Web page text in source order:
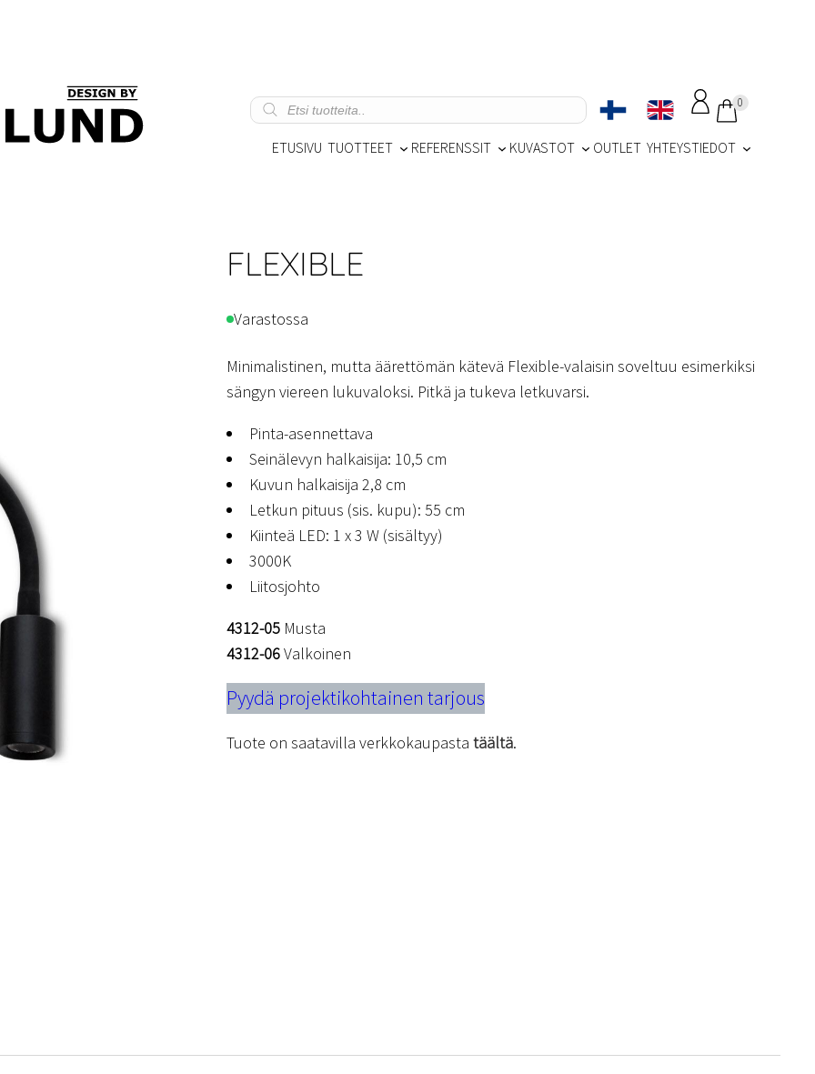
Products
search
0
ETUSIVU TUOTTEET REFERENSSIT KUVASTOT OUTLET YHTEYSTIEDOT
FLEXIBLE
Varastossa
Minimalistinen, mutta äärettömän kätevä Flexible-valaisin soveltuu esimerkiksi
sängyn viereen lukuvaloksi. Pitkä ja tukeva letkuvarsi.
Pinta-asennettava
Seinälevyn halkaisija: 10,5 cm
Kuvun halkaisija 2,8 cm
Letkun pituus (sis. kupu): 55 cm
Kiinteä LED: 1 x 3 W (sisältyy)
3000K
Liitosjohto
4312-05 Musta
4312-06Valkoinen
Pyydä projektikohtainen tarjous
Tuote on saatavilla verkkokaupastatäältä.